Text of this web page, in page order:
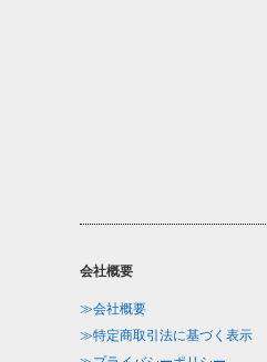
会社概要
≫会社概要
≫特定商取引法に基づく表示